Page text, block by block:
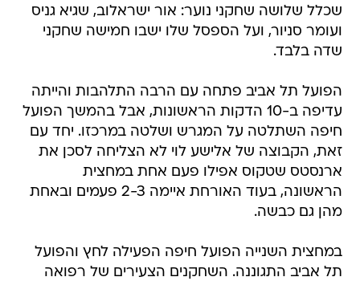
שכלל שלושה שחקני נוער: אור ישראלוב, שגיא גניס
ועומר סניור, ועל הספסל שלו ישבו חמישה שחקני
שדה בלבד.
הפועל תל אביב פתחה עם הרבה התלהבות והייתה
עדיפה ב-10 הדקות הראשונות, אבל בהמשך הפועל
חיפה השתלטה על המגרש ושלטה במרכזו. יחד עם
זאת, הקבוצה של אלישע לוי לא הצליחה לסכן את
ארנסטס שטקוס אפילו פעם אחת במחצית
הראשונה, בעוד האורחת איימה 2-3 פעמים ובאחת
מהן גם כבשה.
במחצית השנייה הפועל חיפה הפעילה לחץ והפועל
תל אביב התגוננה. השחקנים הצעירים של רפואה